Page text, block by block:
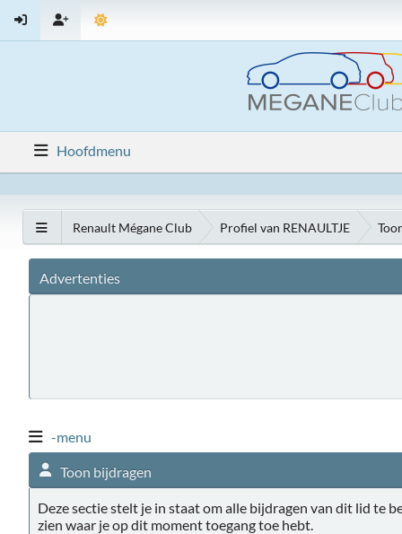
Hoofdmenu
Renault Mégane Club Profiel van RENAULTJE
Advertenties
-menu
Toon bijdragen
Deze sectie stelt je in staat om alle bijdragen van dit lid te
zien waar je op dit moment toegang toe hebt.